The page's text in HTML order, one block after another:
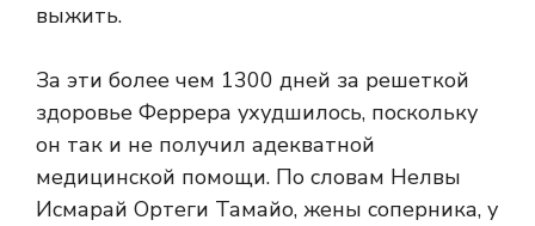
выжить.
За эти более чем 1300 дней за решеткой
здоровье Феррера ухудшилось, поскольку
он так и не получил адекватной
медицинской помощи. По словам Нелвы
Исмарай Ортеги Тамайо, жены соперника, у